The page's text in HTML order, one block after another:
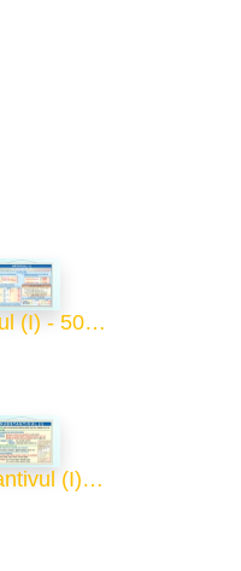
Articolul (I) - 50x70
Substantivul (I) - 50x70